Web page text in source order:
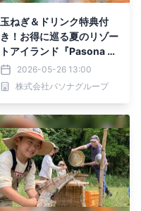
玉ねぎ＆ドリンク特典付
き！お得に巡る夏のリゾー
トアイランド『Pasona R
esort 淡路島西海岸 夏旅フ
ェア2026』 6月1日より開
催！
2026-05-26 13:00
株式会社パソナグループ